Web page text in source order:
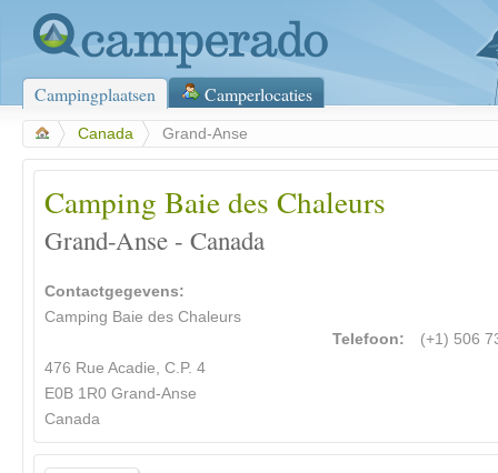
Campingplaatsen Camperlocaties
Canada Grand-Anse
Camping Baie des Chaleurs
Grand-Anse - Canada
Contactgegevens:
Camping Baie des Chaleurs
476 Rue Acadie, C.P. 4
E0B 1R0 Grand-Anse
Canada
Telefoon: (+1) 506